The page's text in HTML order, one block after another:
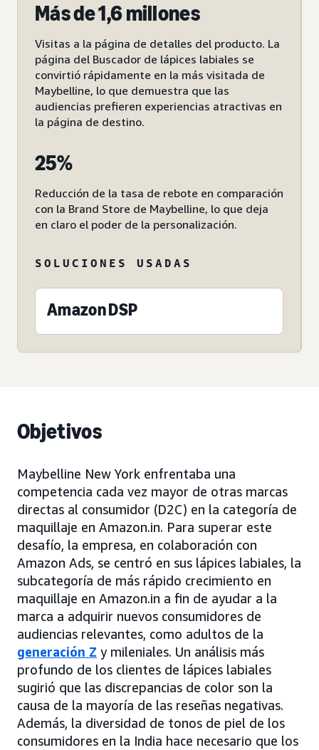
Más de 1,6 millones
Visitas a la página de detalles del producto. La
página del Buscador de lápices labiales se
convirtió rápidamente en la más visitada de
Maybelline, lo que demuestra que las
audiencias prefieren experiencias atractivas en
la página de destino.
25%
Reducción de la tasa de rebote en comparación
con la Brand Store de Maybelline, lo que deja
en claro el poder de la personalización.
SOLUCIONES USADAS
Amazon DSP
Objetivos
Maybelline New York enfrentaba una
competencia cada vez mayor de otras marcas
directas al consumidor (D2C) en la categoría de
maquillaje en Amazon.in. Para superar este
desafío, la empresa, en colaboración con
Amazon Ads, se centró en sus lápices labiales, la
subcategoría de más rápido crecimiento en
maquillaje en Amazon.in a fin de ayudar a la
marca a adquirir nuevos consumidores de
audiencias relevantes, como adultos de la
generación Z y mileniales. Un análisis más
profundo de los clientes de lápices labiales
sugirió que las discrepancias de color son la
causa de la mayoría de las reseñas negativas.
Además, la diversidad de tonos de piel de los
consumidores en la India hace necesario que los